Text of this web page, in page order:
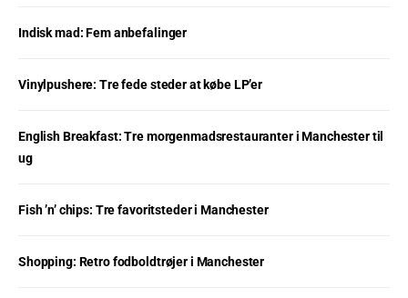
Indisk mad: Fem anbefalinger
Vinylpushere: Tre fede steder at købe LP’er
English Breakfast: Tre morgenmadsrestauranter i Manchester til
ug
Fish ’n’ chips: Tre favoritsteder i Manchester
Shopping: Retro fodboldtrøjer i Manchester